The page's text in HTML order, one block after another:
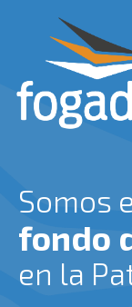
Somos
fondo
en la